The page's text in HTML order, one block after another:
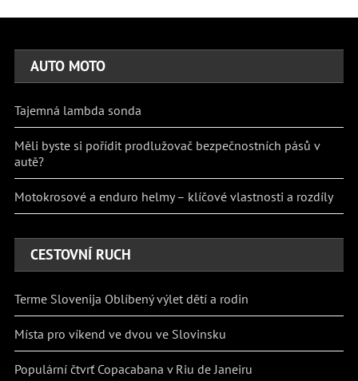
AUTO MOTO
Tajemná lambda sonda
Měli byste si pořídit prodlužovač bezpečnostních pásů v
autě?
Motokrosové a enduro helmy – klíčové vlastnosti a rozdíly
CESTOVNÍ RUCH
Terme Slovenija Oblíbený výlet dětí a rodin
Místa pro víkend ve dvou ve Slovinsku
Populární čtvrť Copacabana v Riu de Janeiru